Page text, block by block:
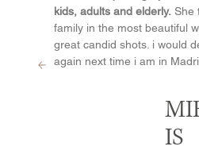
kids, adults and elderly. She
family in the most beautiful
great candid shots. i would
again next time i am in
IS